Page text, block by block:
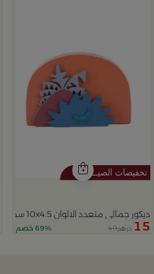
ديكور جمالي متعدد الالوان 10x4.5 سم من امارا
15 درهم49 69% خصم